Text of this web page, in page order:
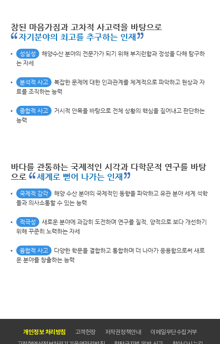
참된 마음가짐과 고차적 사고력을 바탕으로
자기분야의 최고를 추구하는 인재
성실성
해양수산 분야의 전문가가 되기 위해 부지런함과 정성을 다해 탐구하
는 자세
분석적 사고
복잡한 문제에 대한 인과관계를 체계적으로 파악하고 현상과 자
료를 조직하는 능력
종합적 사고
거시적 안목을 바탕으로 전체 상황의 핵심을 짚어내고 판단하는
능력
바다를 관통하는 국제적인 시각과 다학문적 연구를 바탕
으로
세계로 뻗어 나가는 인재
국제적 감각
해양 수산 분야의 국제적인 동향을 파악하고 유관 분야 세계 석학
들과 의사소통할 수 있는 능력
적극성
새로운 분야에 과감히 도전하며 연구를 질적, 양적으로 보다 개선하기
위해 꾸준히 노력하는 자세
융합적 사고
다양한 학문을 결합하고 통합하며 더 나아가 응용함으로써 새로
운 분야를 창출하는 능력
개인정보 처리방침 고객헌장 저작권정책안내
이메일무단수집거부